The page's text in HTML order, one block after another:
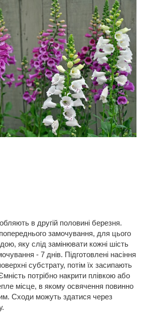
в другій половині березня.
замочування, для цього
яку слід замінювати кожні шість
- 7 днів. Підготовлені насіння
субстрату, потім їх засипають
потрібно накрити плівкою або
місце, в якому освячення повинно
Сходи можуть здатися через